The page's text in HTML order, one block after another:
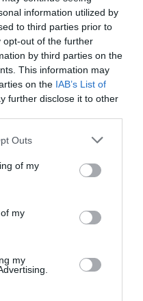
information utilized by
to third parties prior to
opt-out of the further
by third parties on the
This information may
on the IAB’s List of
further disclose it to other
Outs
of my
my
my
libres con piezas
de origen.